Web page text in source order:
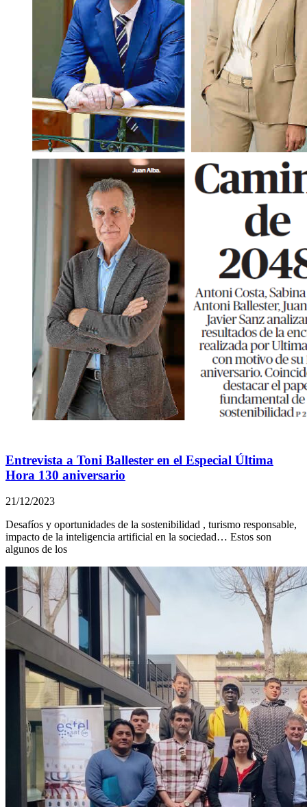
Entrevista a Toni Ballester en el Especial Última
Hora 130 aniversario
21/12/2023
Desafíos y oportunidades de la sostenibilidad , turismo responsable,
impacto de la inteligencia artificial en la sociedad… Estos son
algunos de los